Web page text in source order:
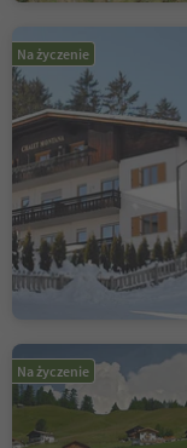
Na życzenie
Na życzenie